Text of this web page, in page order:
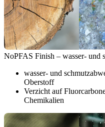
NoPFAS Finish – wasser- und
wasser- und
Oberstoff
Verzicht auf
Chemikalien